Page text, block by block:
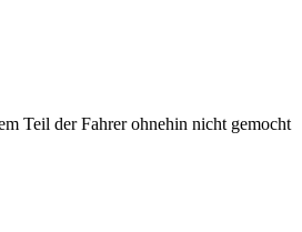
Teil der Fahrer ohnehin nicht gemocht